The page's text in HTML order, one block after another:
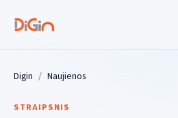
Digin Naujienos
STRAIPSNIS